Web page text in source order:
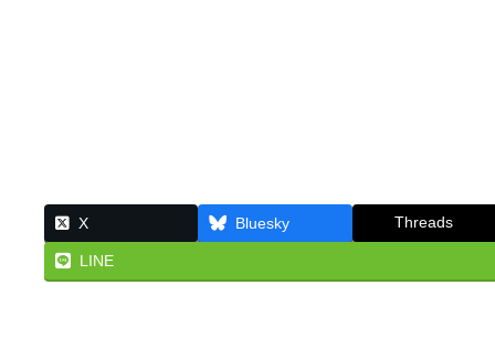
X Bluesky Threads
LINE